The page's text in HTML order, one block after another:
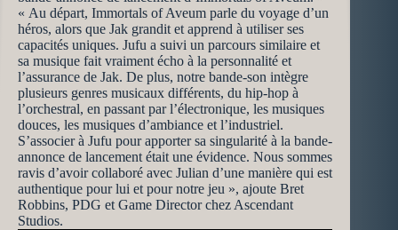
« Au départ, Immortals of Aveum parle du voyage d’un
héros, alors que Jak grandit et apprend à utiliser ses
capacités uniques. Jufu a suivi un parcours similaire et
sa musique fait vraiment écho à la personnalité et
l’assurance de Jak. De plus, notre bande-son intègre
plusieurs genres musicaux différents, du hip-hop à
l’orchestral, en passant par l’électronique, les musiques
douces, les musiques d’ambiance et l’industriel.
S’associer à Jufu pour apporter sa singularité à la bande-
annonce de lancement était une évidence. Nous sommes
ravis d’avoir collaboré avec Julian d’une manière qui est
authentique pour lui et pour notre jeu », ajoute Bret
Robbins, PDG et Game Director chez Ascendant
Studios.